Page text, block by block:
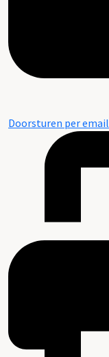
Doorsturen per email